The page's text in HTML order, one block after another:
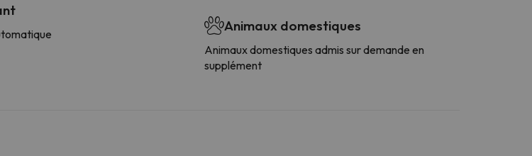
Animaux domestiques
Animaux domestiques admis sur demande en
supplément